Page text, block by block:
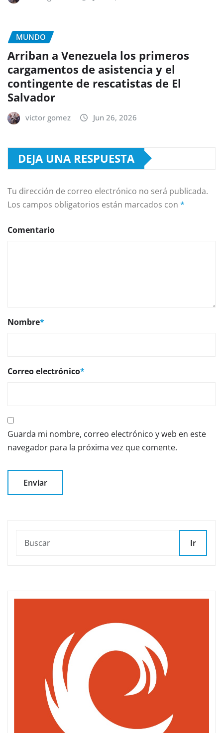
MUNDO
Arriban a Venezuela los primeros
cargamentos de asistencia y el
contingente de rescatistas de El
Salvador
victor gomez Jun 26, 2026
DEJA UNA RESPUESTA
Tu dirección de correo electrónico no será publicada.
Los campos obligatorios están marcados con *
Comentario
Nombre*
Correo electrónico*
Guarda mi nombre, correo electrónico y web en este
navegador para la próxima vez que comente.
Ir